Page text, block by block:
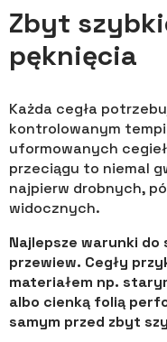
Zbyt
pęknięcia
Każda cegła
kontrolowanym
uformowanych
przeciągu to niemal
najpierw drobnych,
widocznych.
Najlepsze warunki do
przewiew. Cegły
materiałem np.
albo cienką folią
samym przed zbyt